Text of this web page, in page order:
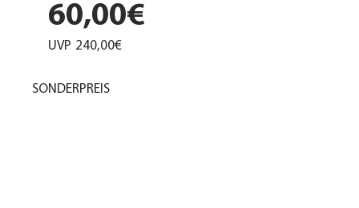
60,00€
UVP 240,00€
SONDERPREIS